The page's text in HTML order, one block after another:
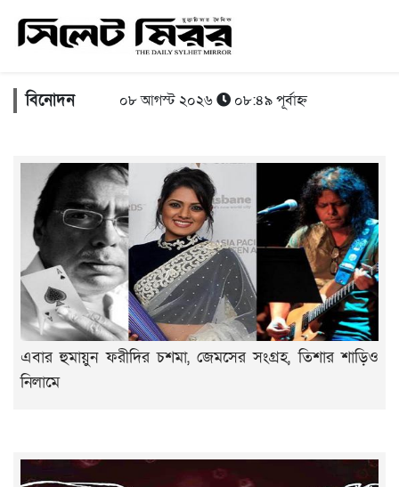
বিনোদন ০৮ আগস্ট ২০২৬ ০৮:৪৯ পূর্বাহ্ন
এবার হুমায়ুন ফরীদির চশমা, জেমসের সংগ্রহ, তিশার শাড়িও
নিলামে